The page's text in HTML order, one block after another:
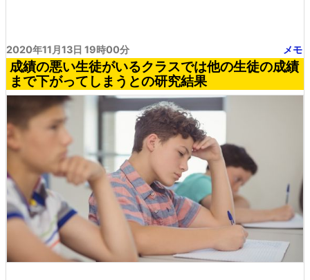
2020年11月13日 19時00分 メモ
成績の悪い生徒がいるクラスでは他の生徒の成績
まで下がってしまうとの研究結果